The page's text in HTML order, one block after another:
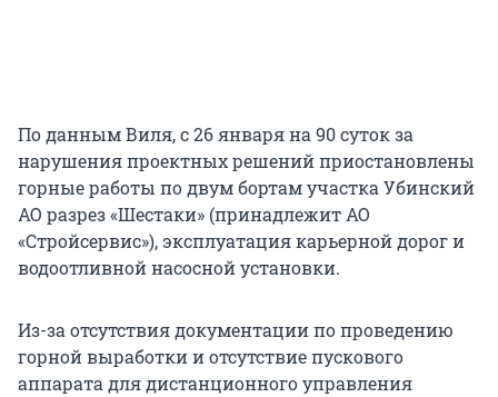
По данным Виля, с 26 января на 90 суток за
нарушения проектных решений приостановлены
горные работы по двум бортам участка Убинский
АО разрез «Шестаки» (принадлежит АО
«Стройсервис»), эксплуатация карьерной дорог и
водоотливной насосной установки.
Из-за отсутствия документации по проведению
горной выработки и отсутствие пускового
аппарата для дистанционного управления